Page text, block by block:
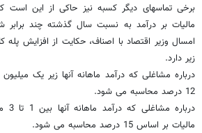
برخی تماسهای دیگر کسبه نیز حاکی از این
مالیات بر درآمد به نسبت سال گذشته چند برابر
امسال وزیر اقتصاد با اصناف، حکایت از افزایش پله
زیر دارد.
درباره مشاغلی که درآمد ماهانه آنها زیر یک
12 درصد محاسبه می شود.
مالیات بر اساس 15 درصد محاسبه می شود.